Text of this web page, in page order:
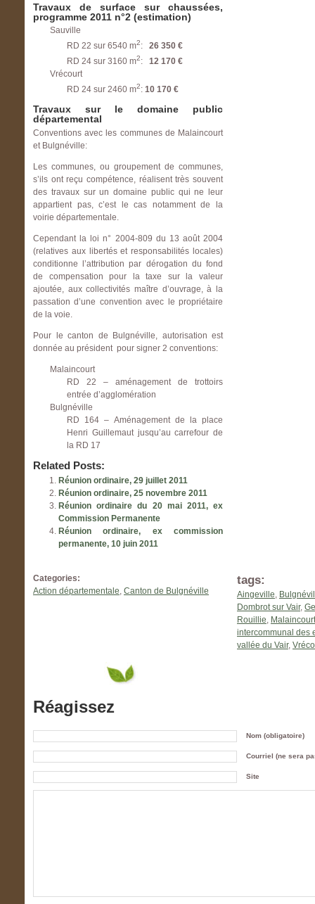
Travaux de surface sur chaussées,
programme 2011 n°2 (estimation)
Sauville
RD 22 sur 6540 m2: 26 350 €
RD 24 sur 3160 m2: 12 170 €
Vrécourt
RD 24 sur 2460 m2: 10 170 €
Travaux sur le domaine public
départemental
Conventions avec les communes de Malaincourt
et Bulgnéville:
Les communes, ou groupement de communes,
s’ils ont reçu compétence, réalisent très souvent
des travaux sur un domaine public qui ne leur
appartient pas, c’est le cas notamment de la
voirie départementale.
Cependant la loi n° 2004-809 du 13 août 2004
(relatives aux libertés et responsabilités locales)
conditionne l’attribution par dérogation du fond
de compensation pour la taxe sur la valeur
ajoutée, aux collectivités maître d’ouvrage, à la
passation d’une convention avec le propriétaire
de la voie.
Pour le canton de Bulgnéville, autorisation est
donnée au président pour signer 2 conventions:
Malaincourt
RD 22 – aménagement de trottoirs
entrée d’agglomération
Bulgnéville
RD 164 – Aménagement de la place
Henri Guillemaut jusqu’au carrefour de
la RD 17
Related Posts:
Réunion ordinaire, 29 juillet 2011
Réunion ordinaire, 25 novembre 2011
Réunion ordinaire du 20 mai 2011, ex
Commission Permanente
Réunion ordinaire, ex commission
permanente, 10 juin 2011
Categories:
Action départementale Canton de Bulgnéville
tags:
Aingeville
Dombrot sur Vair,
Rouillie Malaincourt
intercommunal des
vallée du Vair,
Réagissez
Nom (obligatoire)
Courriel (ne sera
Site